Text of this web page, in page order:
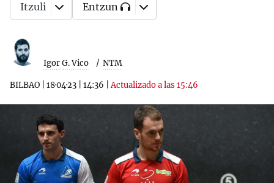
Igor G. Vico NTM
BILBAO 18·04·23 14:36 |Actualizado a las 15:46
Itzuli Entzun